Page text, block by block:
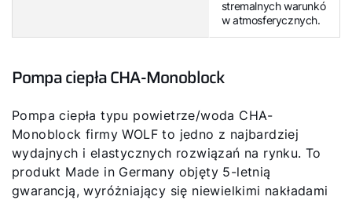
stremalnych warunkó
w atmosferycznych.
Pompa ciepła CHA-Monoblock
Pompa ciepła typu powietrze/woda CHA-
Monoblock firmy WOLF to jedno z najbardziej
wydajnych i elastycznych rozwiązań na rynku. To
produkt Made in Germany objęty 5-letnią
gwarancją, wyróżniający się niewielkimi nakładami